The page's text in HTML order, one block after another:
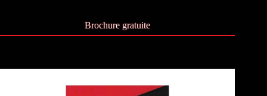
Brochure gratuite